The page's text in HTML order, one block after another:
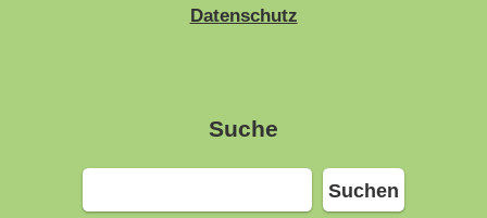
Datenschutz
Suche
Suchen
Suchen